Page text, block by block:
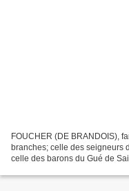
FOUCHER (DE BRANDOIS),
branches; celle des seigneurs
celle des barons du Gué de